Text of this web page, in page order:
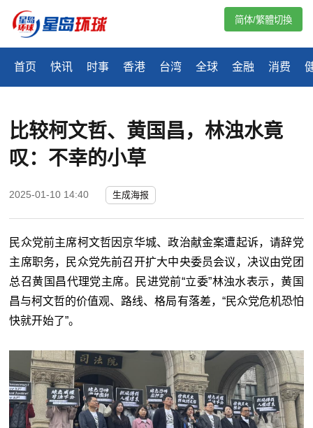
首页 快讯 时事 香港 台湾 全球 金融 消费
简体/繁體切換
比较柯文哲、黄国昌，林浊水竟
叹：不幸的小草
2025-01-10 14:40 生成海报
民众党前主席柯文哲因京华城、政治献金案遭起诉，请辞党
主席职务，民众党先前召开扩大中央委员会议，决议由党团
总召黄国昌代理党主席。民进党前“立委”林浊水表示，黄国
昌与柯文哲的价值观、路线、格局有落差，“民众党危机恐怕
快就开始了”。